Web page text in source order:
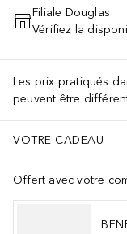
Filiale Douglas
Vérifiez la
Les prix pratiqués
peuvent être
VOTRE CADEAU
Offert avec votre